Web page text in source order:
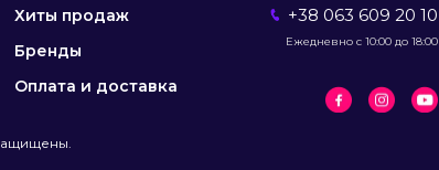
Хиты продаж
Бренды
Оплата и доставка
+38 063 609 20 10
Ежедневно с 10:00 до 18:00